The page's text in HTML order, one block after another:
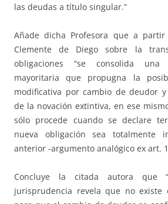
las deudas a título singular.”
Añade dicha Profesora que a
Clemente de Diego sobre la
obligaciones “se consolida una
mayoritaria que propugna la
modificativa por cambio de deudor
de la novación extintiva, en ese
sólo procede cuando se declare
nueva obligación sea totalmente
anterior -argumento analógico ex art.
Concluye la citada autora que
jurisprudencia revela que no existe